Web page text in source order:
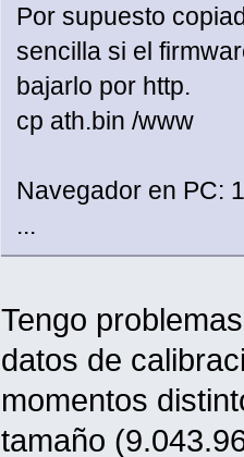
Por supuesto
sencilla si el
bajarlo por http.
cp ath.bin /www
Navegador en PC:
...
Tengo
datos de
momentos
tamaño